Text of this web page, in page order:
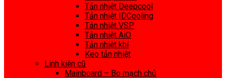
Tản nhiệt Deepcool
Tản nhiệt IDCooling
Tản nhiệt VSP
Tản nhiệt AiO
Tản nhiệt khí
Keo tản nhiệt
Linh kiện cũ
Mainboard – Bo mạch chủ